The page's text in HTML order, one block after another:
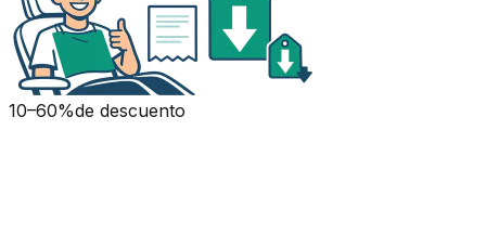
10–60%de descuento